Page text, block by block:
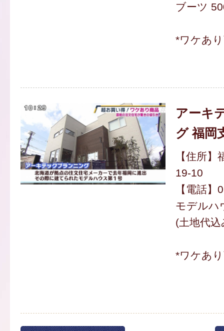
ブーツ
*ワケあ
アーキ
グ 福岡
【住所
19-10
【電話
モデルハ
(土地代
*ワケあ